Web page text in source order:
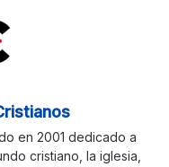
en 2001 dedicado a
cristiano, la iglesia,